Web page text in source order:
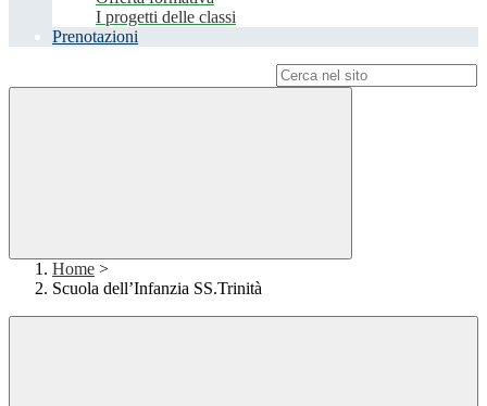
I progetti delle classi
Prenotazioni
Home >
Scuola dell’Infanzia SS.Trinità